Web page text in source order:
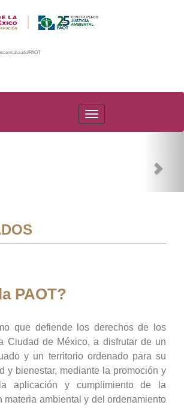
PAOT
PAOT
PAOT?
que defiende los derechos de los
Ciudad de México, a disfrutar de un
y un territorio ordenado para su
y bienestar, mediante la promoción y
aplicación y cumplimiento de la
materia ambiental y del ordenamiento